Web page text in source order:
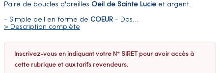
Paire de boucles d'oreilles Oeil de Sainte Lucie et argent.
- Simple oeil en forme de COEUR - Dos…
> Description complète
Inscrivez-vous en indiquant votre N° SIRET pour avoir accès à
cette rubrique et aux tarifs revendeurs.